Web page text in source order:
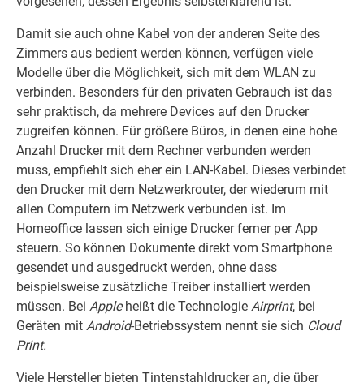
Damit sie auch ohne Kabel von der anderen Seite des
Zimmers aus bedient werden können, verfügen viele
Modelle über die Möglichkeit, sich mit dem WLAN zu
verbinden. Besonders für den privaten Gebrauch ist das
sehr praktisch, da mehrere Devices auf den Drucker
zugreifen können. Für größere Büros, in denen eine hohe
Anzahl Drucker mit dem Rechner verbunden werden
muss, empfiehlt sich eher ein LAN-Kabel. Dieses verbindet
den Drucker mit dem Netzwerkrouter, der wiederum mit
allen Computern im Netzwerk verbunden ist. Im
Homeoffice lassen sich einige Drucker ferner per App
steuern. So können Dokumente direkt vom Smartphone
gesendet und ausgedruckt werden, ohne dass
beispielsweise zusätzliche Treiber installiert werden
müssen. Bei Appleheißt die Technologie Airprint, bei
Geräten mit Android-Betriebssystem nennt sie sich Cloud
Print.
Viele Hersteller bieten Tintenstahldrucker an, die über